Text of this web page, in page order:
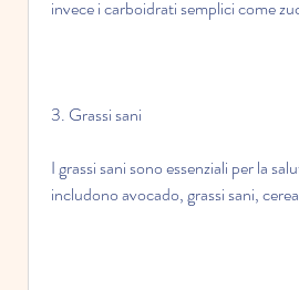
invece i carboidrati semplici come
3. Grassi sani
I grassi sani sono essenziali per la
includono avocado, grassi sani,